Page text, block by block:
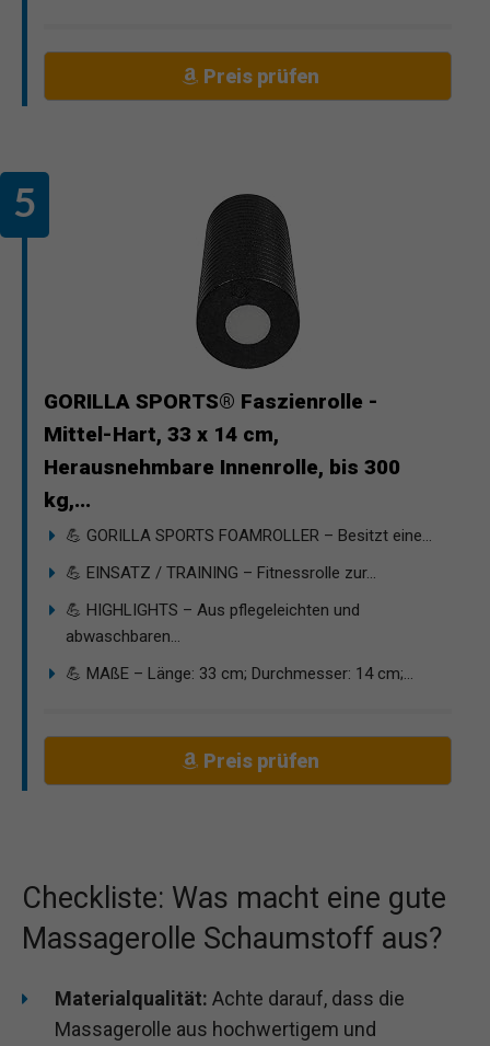
Preis prüfen
GORILLA SPORTS® Faszienrolle -
Mittel-Hart, 33 x 14 cm,
Herausnehmbare Innenrolle, bis 300
kg,...
💪 GORILLA SPORTS FOAMROLLER – Besitzt eine...
💪 EINSATZ / TRAINING – Fitnessrolle zur...
💪 HIGHLIGHTS – Aus pflegeleichten und
abwaschbaren...
💪 MAßE – Länge: 33 cm; Durchmesser: 14 cm;...
Preis prüfen
Checkliste: Was macht eine gute
Massagerolle Schaumstoff aus?
Materialqualität: Achte darauf, dass die
Massagerolle aus hochwertigem und